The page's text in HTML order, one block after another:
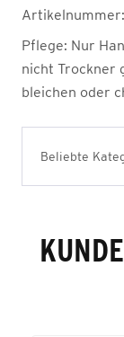
Artikelnummer:
Pflege: Nur
nicht Trockner
bleichen oder
Beliebte